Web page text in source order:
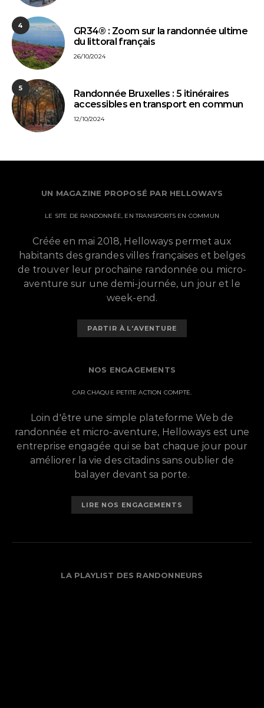
4
GR34® : Zoom sur la randonnée ultime
du littoral français
26/10/2024
5
Randonnée Bruxelles : 5 itinéraires
accessibles en transport en commun
12/10/2024
UN MAGAZINE PROPOSÉ PAR HELLOWAYS
LE SITE DE RANDONNÉE, EN TRANSPORTS EN COMMUN
Créée en mai 2018, Helloways permet aux
habitants des grandes villes françaises et belges
de trouver leur prochaine randonnée ou micro-
aventure sur une demi-journée, un jour et le
week-end.
PARTIR À L'AVENTURE
NOS ENGAGEMENTS
CAR CHAQUE PETITE ACTION COMPTE.
Loin d'être une simple plateforme Web de
randonnée et micro-aventure, Helloways est une
entreprise engagée qui se bat chaque jour pour
améliorer la vie des citadins sans oublier de
balayer devant sa porte.
LIRE NOS ENGAGEMENTS
LA PLAYLIST DES RANDONNEURS